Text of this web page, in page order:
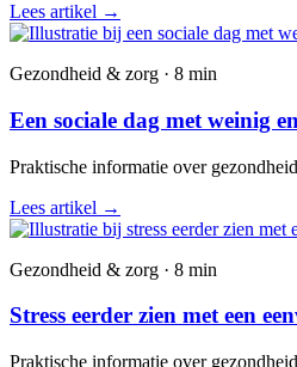
Lees artikel →
Gezondheid & zorg · 8 min
Een sociale dag met weinig
Praktische informatie over
Lees artikel →
Gezondheid & zorg · 8 min
Stress eerder zien met een
Praktische informatie over